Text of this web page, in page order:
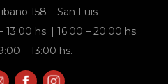
158 – San Luis
hs. | 16:00 – 20:00 hs.
– 13:00 hs.